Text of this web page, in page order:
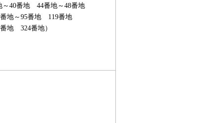
40番地 44番地～48番地
地～95番地 119番地
地 324番地）